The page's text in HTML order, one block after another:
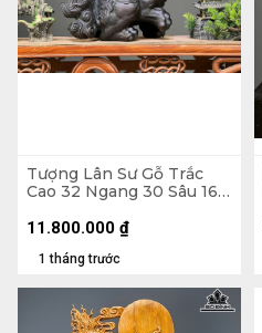
Tượng Lân Sư Gỗ Trắc
Cao 32 Ngang 30 Sâu 16
1 tháng trước
11.800.000 ₫